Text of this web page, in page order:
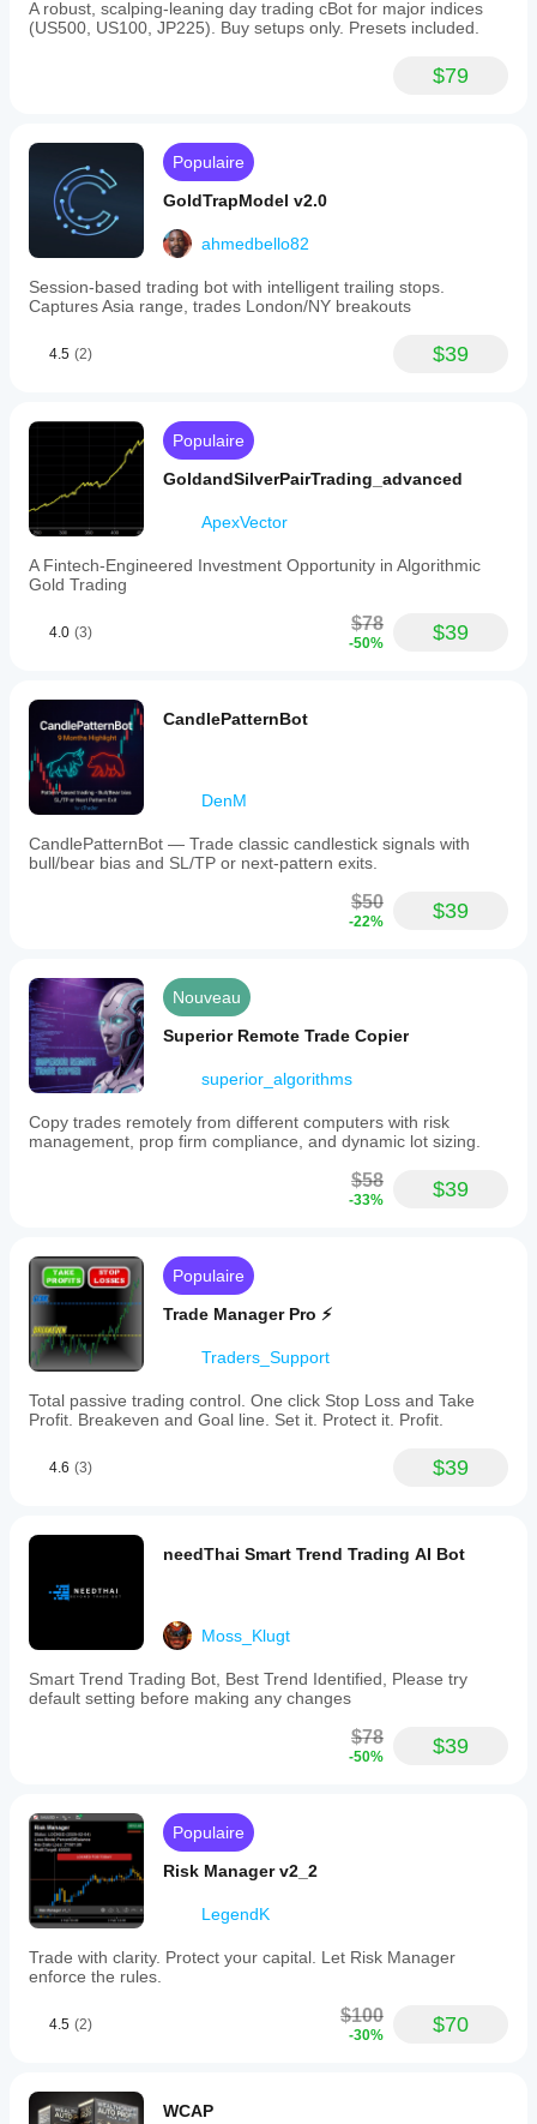
A robust, scalping-leaning day trading cBot for major indices
(US500, US100, JP225). Buy setups only. Presets included.
$79
Populaire
GoldTrapModel v2.0
ahmedbello82
Session-based trading bot with intelligent trailing stops.
Captures Asia range, trades London/NY breakouts
4.5 (2) $39
Populaire
GoldandSilverPairTrading_advanced
ApexVector
A Fintech-Engineered Investment Opportunity in Algorithmic
Gold Trading
4.0 (3) $78
-50% $39
CandlePatternBot
DenM
CandlePatternBot — Trade classic candlestick signals with
bull/bear bias and SL/TP or next-pattern exits.
$50
-22% $39
Nouveau
Superior Remote Trade Copier
superior_algorithms
Copy trades remotely from different computers with risk
management, prop firm compliance, and dynamic lot sizing.
$58
-33% $39
Populaire
Trade Manager Pro ⚡
Traders_Support
Total passive trading control. One click Stop Loss and Take
Profit. Breakeven and Goal line. Set it. Protect it. Profit.
4.6 (3) $39
needThai Smart Trend Trading AI Bot
Moss_Klugt
Smart Trend Trading Bot, Best Trend Identified, Please try
default setting before making any changes
$78
-50% $39
Populaire
Risk Manager v2_2
LegendK
Trade with clarity. Protect your capital. Let Risk Manager
enforce the rules.
4.5 (2) $100
-30% $70
WCAP